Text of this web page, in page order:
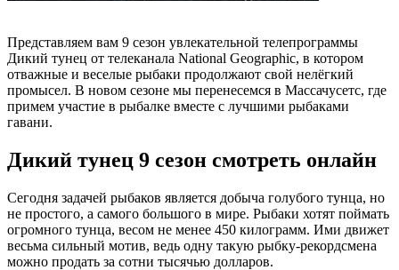
Представляем вам 9 сезон увлекательной телепрограммы
Дикий тунец от телеканала National Geographic, в котором
отважные и веселые рыбаки продолжают свой нелёгкий
промысел. В новом сезоне мы перенесемся в Массачусетс, где
примем участие в рыбалке вместе с лучшими рыбаками
гавани.
Дикий тунец 9 сезон смотреть онлайн
Сегодня задачей рыбаков является добыча голубого тунца, но
не простого, а самого большого в мире. Рыбаки хотят поймать
огромного тунца, весом не менее 450 килограмм. Ими движет
весьма сильный мотив, ведь одну такую рыбку-рекордсмена
можно продать за сотни тысячью долларов.